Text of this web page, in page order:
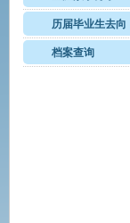
历届毕业生去向
档案查询